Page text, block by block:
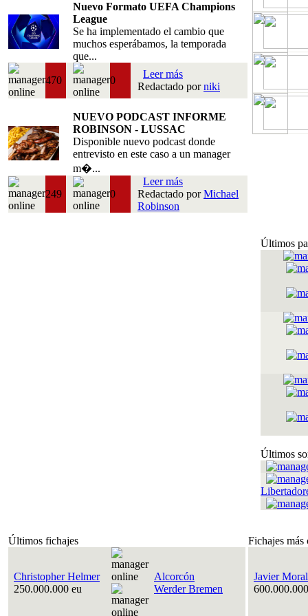
Nuevo Formato UEFA Champions
League
Se ha implementado el cambio que
muchos esperábamos, la temporada
que...
470 0
Leer más
Redactado porniki
NUEVO PODCAST INFORME
ROBINSON - LUSSAC
Disponible nuevo podcast donde
entrevisto en este caso a un manager
m�...
249 0
Leer más
Redactado porMichael
Robinson
Últimos
Últimos
Últimos fichajes Fichajes más
Christopher Helmer
250.000.000 eu
Alcorcón
Werder Bremen
Javier